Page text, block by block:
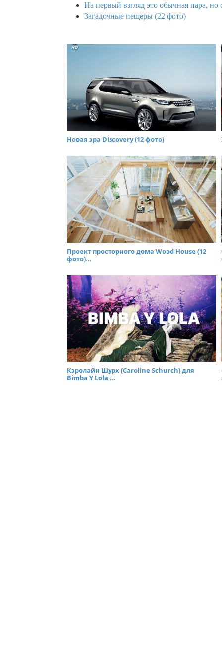
На первый взгляд это обычная пара,
Загадочные пещеры (22 фото)
Новая эра Discovery (12 фото)
Проект просторного дома Wood House (12
фото)...
Кэролайн Шурх (Caroline Schurch) для
Bimba Y Lola ...